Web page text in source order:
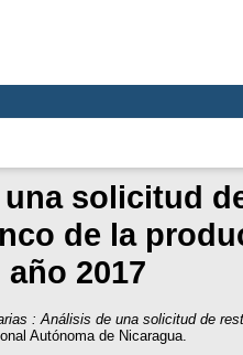
solicitud
de la
2017
: Análisis de una solicitud de
Autónoma de Nicaragua.